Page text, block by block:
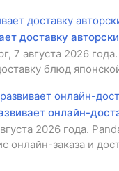
доставку
7 августа 2026
блюд
онлайн-
2026 года.
онлайн-заказа и